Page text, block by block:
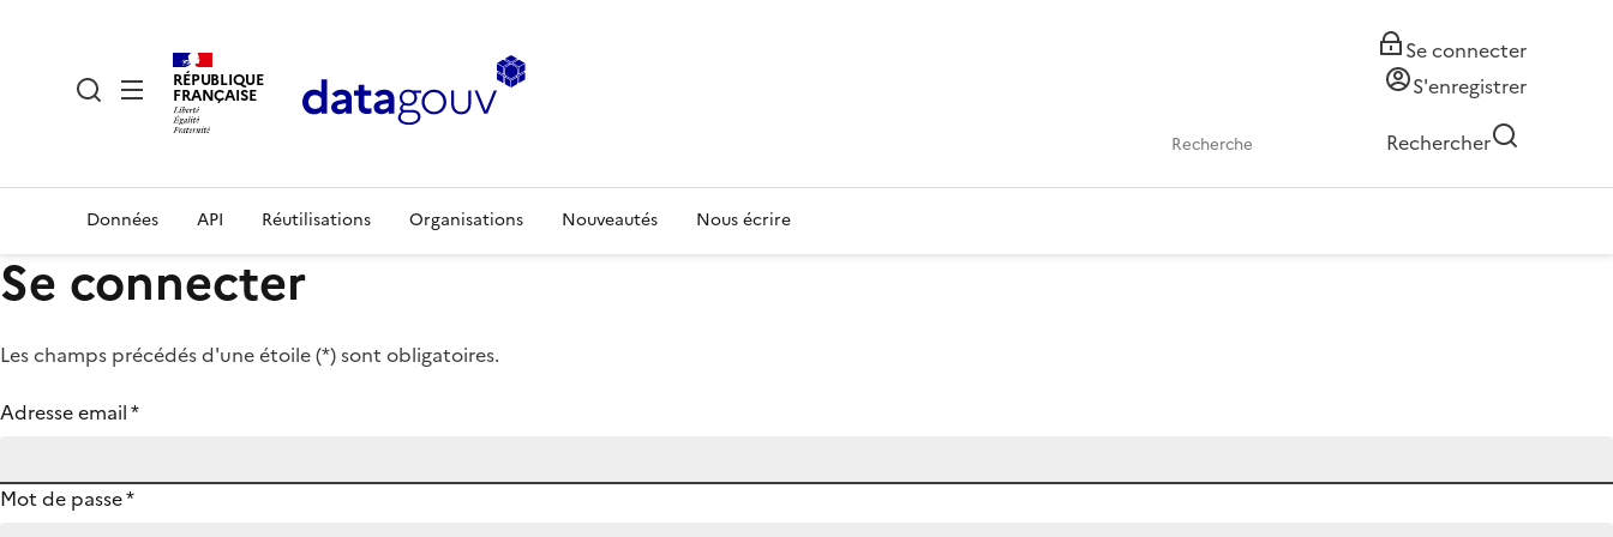
RÉPUBLIQUE
FRANÇAISE
Se connecter
S'enregistrer
Rechercher
Données API Réutilisations Organisations Nouveautés Nous écrire
Se connecter
Les champs précédés d'une étoile (*) sont obligatoires.
Adresse email*
Mot de passe*